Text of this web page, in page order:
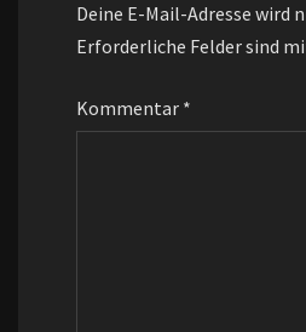
Deine E-Mail-Adresse wird
Erforderliche Felder sind
Kommentar *